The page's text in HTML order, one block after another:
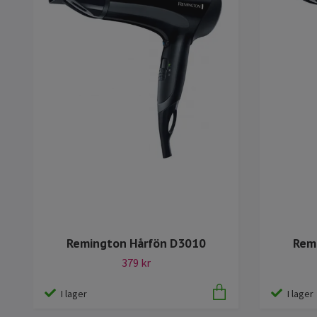
Remington Hårfön D3010
379 kr
I lager I lager